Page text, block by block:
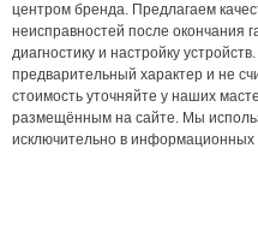
центром бренда. Предлагаем
неисправностей после окончания
диагностику и настройку
предварительный характер и не
стоимость уточняйте у наших
размещённым на сайте. Мы
исключительно в информационных